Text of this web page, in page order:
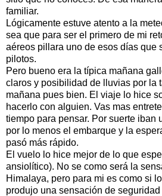
familiar.
Lógicamente estuve atento a la
sea que para ser el primero de mi
aéreos pillara uno de esos días que
pilotos.
Pero bueno era la típica mañana
claros y posibilidad de lluvias por la
mañana pues bien. El viaje lo hice
hacerlo con alguien. Vas mas
tiempo para pensar. Por suerte iban
por lo menos el embarque y la
pasó más rápido.
El vuelo lo hice mejor de lo que
ansiolítico). No se como será la
Himalaya, pero para mi es como si
produjo una sensación de